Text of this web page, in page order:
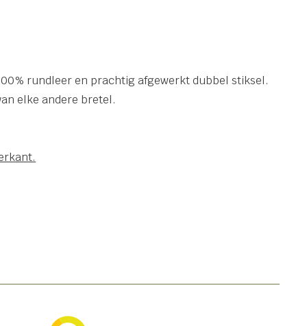
rundleer en prachtig afgewerkt dubbel stiksel.
elke andere bretel.